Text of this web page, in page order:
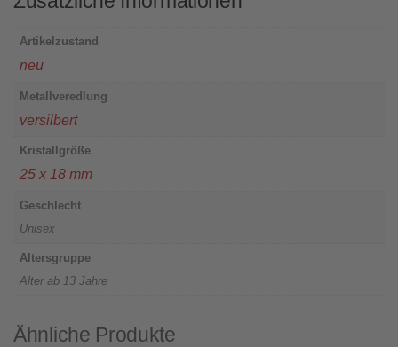
Artikelzustand
neu
Metallveredlung
versilbert
Kristallgröße
25 x 18 mm
Geschlecht
Unisex
Altersgruppe
Alter ab 13 Jahre
Ähnliche Produkte